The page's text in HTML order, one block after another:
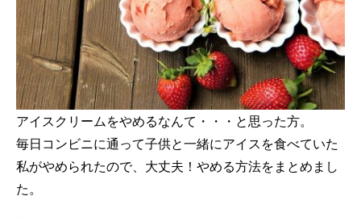
アイスクリームをやめるなんて・・・と思った方。
毎日コンビニに通って子供と一緒にアイスを食べていた
私がやめられたので、大丈夫！やめる方法をまとめまし
た。